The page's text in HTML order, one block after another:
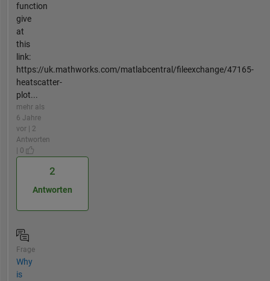
function
give
at
this
link:
https://uk.mathworks.com/matlabcentral/fileexchange/47165-
heatscatter-
plot...
mehr als
6 Jahre
vor | 2
Antworten
| 0
2
Antworten
Frage
Why
is